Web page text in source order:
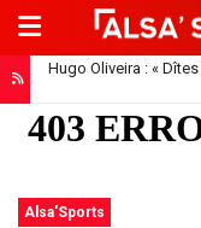
Hugo Oliveira : «
Alsa'Sports